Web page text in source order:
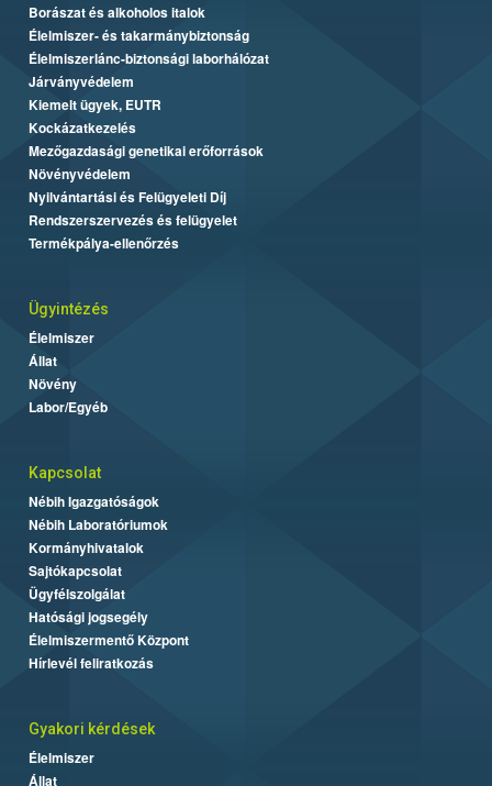
Borászat és alkoholos italok
Élelmiszer- és takarmánybiztonság
Élelmiszerlánc-biztonsági laborhálózat
Járványvédelem
Kiemelt ügyek, EUTR
Kockázatkezelés
Mezőgazdasági genetikai erőforrások
Növényvédelem
Nyilvántartási és Felügyeleti Díj
Rendszerszervezés és felügyelet
Termékpálya-ellenőrzés
Ügyintézés
Élelmiszer
Állat
Növény
Labor/Egyéb
Kapcsolat
Nébih Igazgatóságok
Nébih Laboratóriumok
Kormányhivatalok
Sajtókapcsolat
Ügyfélszolgálat
Hatósági jogsegély
Élelmiszermentő Központ
Hírlevél feliratkozás
Gyakori kérdések
Élelmiszer
Állat